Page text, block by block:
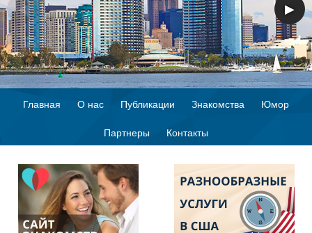
◀ ▶
Главная О нас Публикации Знакомства Юмор
Партнеры Контакты